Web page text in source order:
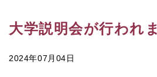
大学説明会が行われ
2024年07月04日